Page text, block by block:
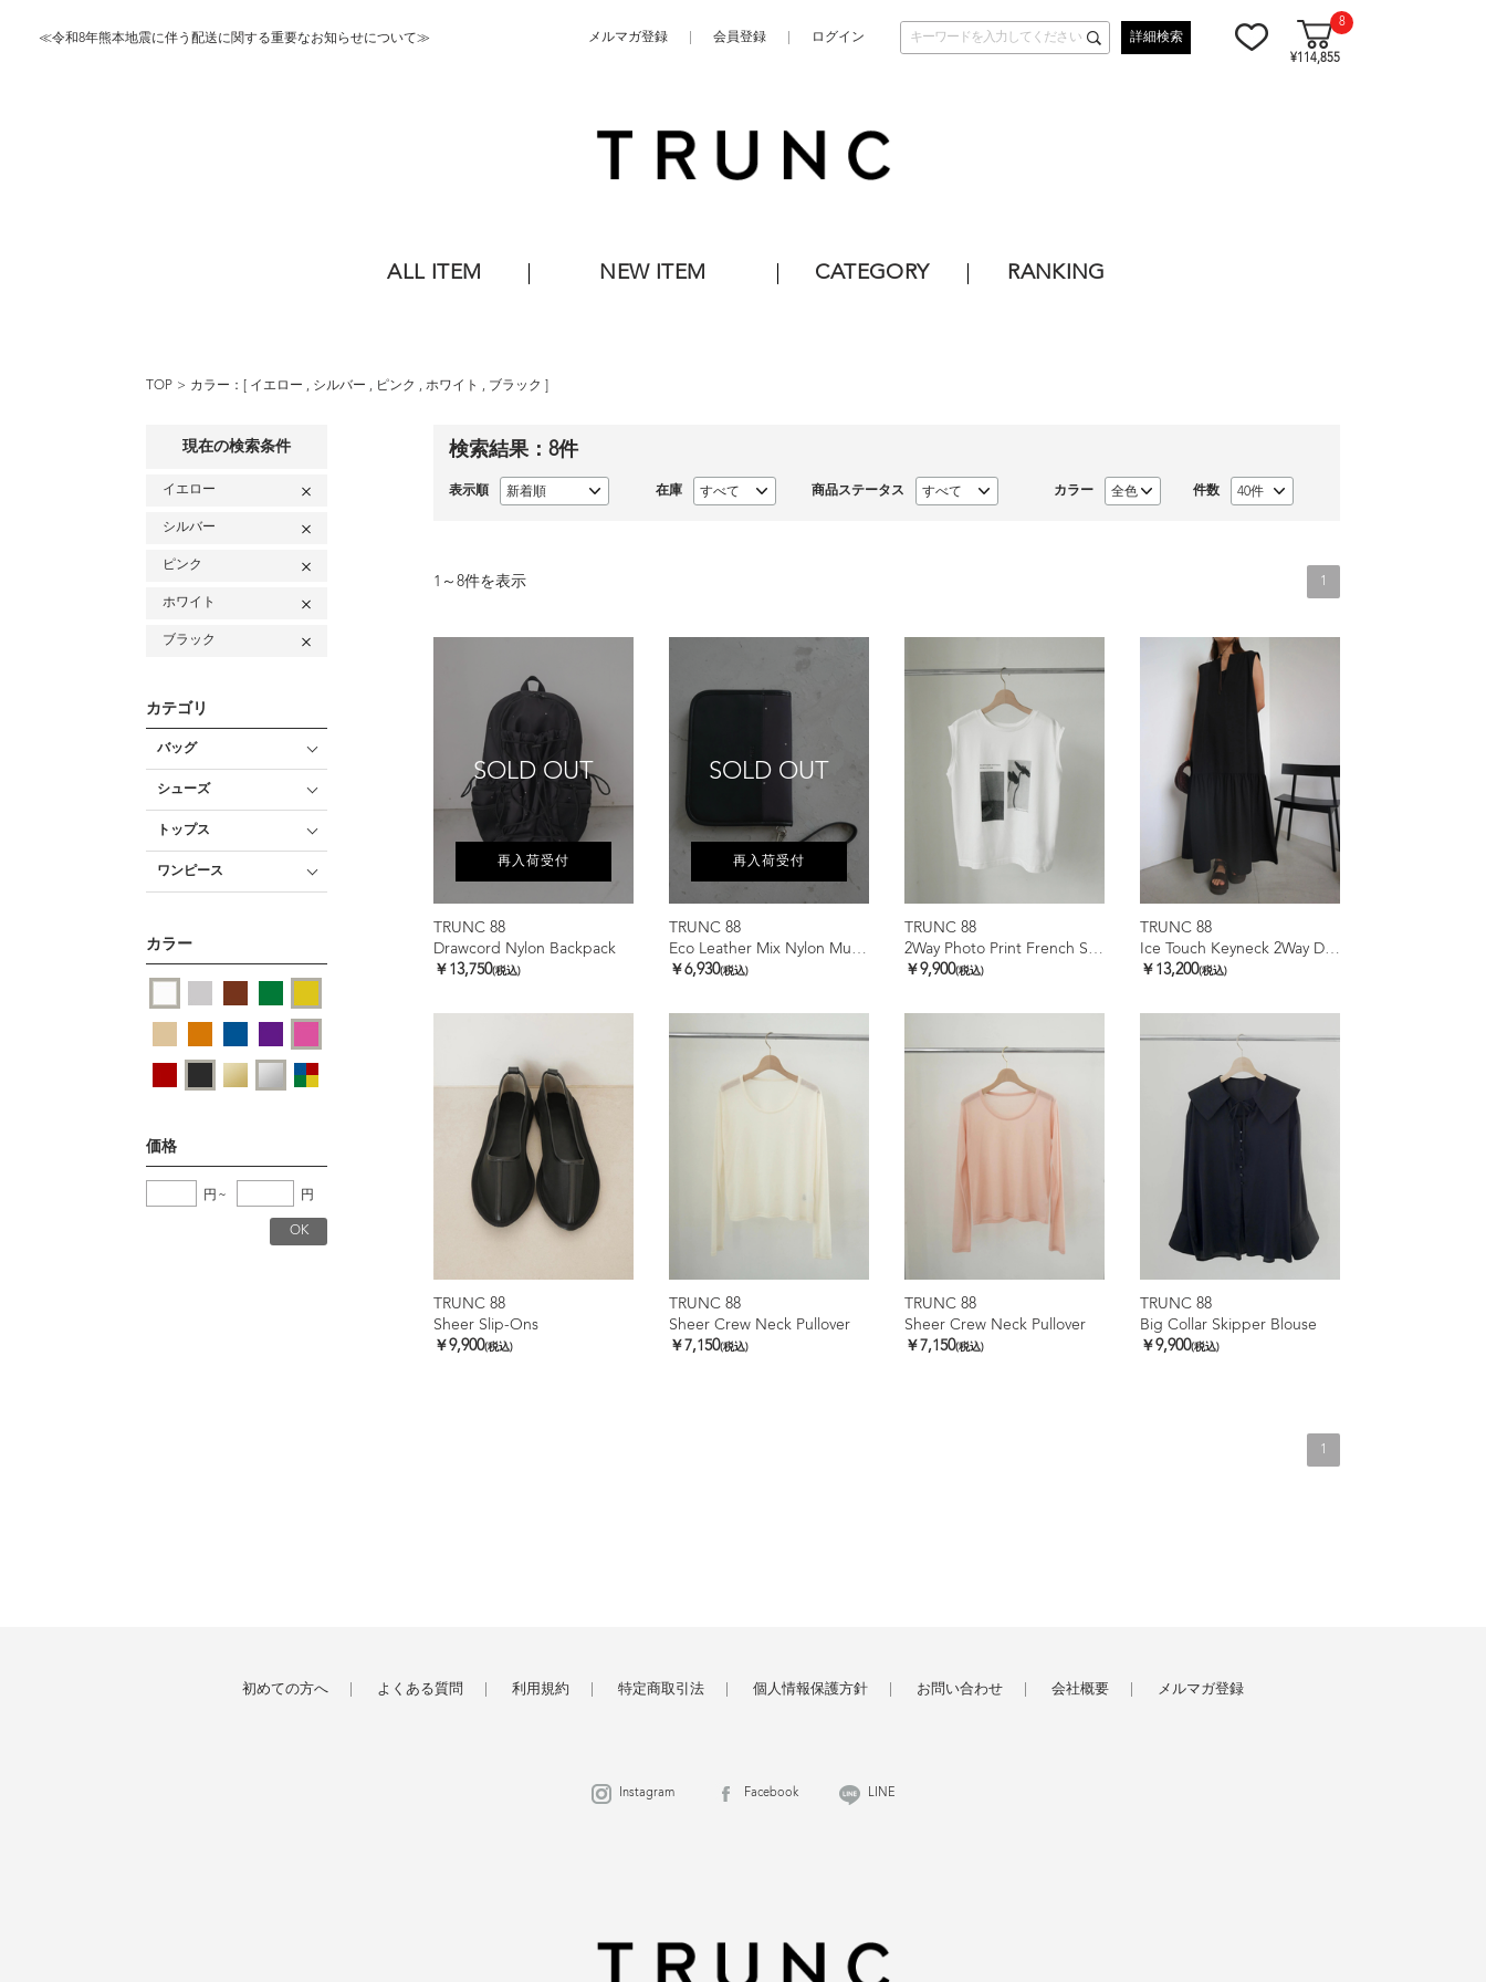
≪令和8年熊本地震に伴う配送に関する重要なお知らせについて≫ メルマガ登録 会員登録 ログイン 詳細検索
8
¥114,855
ALL ITEM NEW ITEM CATEGORY RANKING
TOP カラー：[ イエロー , シルバー , ピンク , ホワイト , ブラック
現在の検索条件
イエロー
シルバー
ピンク
ホワイト
ブラック
カテゴリ
バッグ
シューズ
トップス
ワンピース
カラー
価格
円 ~ 円
検索結果： 8件
表示順 在庫 商品ステータス カラー 件数
1 ～ 8件を表示 1
SOLD OUT
再入荷受付
TRUNC 88
Drawcord Nylon Backpack
￥13,750(税込)
SOLD OUT
再入荷受付
TRUNC 88
Eco Leather Mix Nylon Multi Case
￥6,930(税込)
TRUNC 88
2Way Photo Print French Sleeve Tee
￥9,900(税込)
TRUNC 88
Ice Touch Keyneck 2Way Dress
￥13,200(税込)
TRUNC 88
Sheer Slip-Ons
￥9,900(税込)
TRUNC 88
Sheer Crew Neck Pullover
￥7,150(税込)
TRUNC 88
Sheer Crew Neck Pullover
￥7,150(税込)
TRUNC 88
Big Collar Skipper Blouse
￥9,900(税込)
1
初めての方へ よくある質問 利用規約 特定商取引法 個人情報保護方針 お問い合わせ 会社概要 メルマガ登録
Instagram Facebook LINE